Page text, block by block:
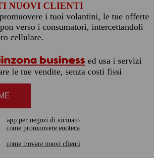
NUOVI CLIENTI
i tuoi volantini, le tue offerte
verso i consumatori, intercettandoli
cellulare.
business ed usa i servizi
le tue vendite, senza costi fissi
app per negozi di vicinato
come promuovere enoteca
come trovare nuovi clienti